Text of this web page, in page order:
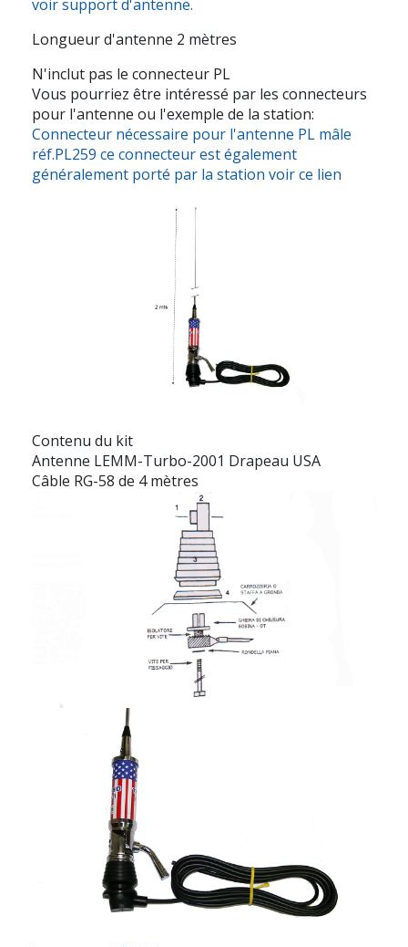
voir support d'antenne.
Longueur d'antenne 2 mètres
N'inclut pas le connecteur PL
Vous pourriez être intéressé par les connecteurs
pour l'antenne ou l'exemple de la station:
Connecteur nécessaire pour l'antenne PL mâle
réf.PL259 ce connecteur est également
généralement porté par la station voir ce lien
Contenu du kit
Antenne LEMM-Turbo-2001 Drapeau USA
Câble RG-58 de 4 mètres